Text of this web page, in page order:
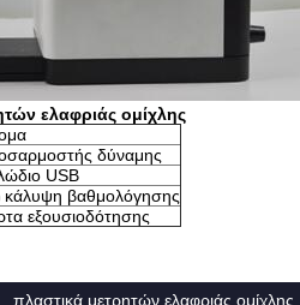
ελαφριάς ομίχλης
δύναμης
USB
κάλυψη βαθμολόγησης
εξουσιοδότησης
πλαστικά μετρητών ελαφριάς ομίχλης